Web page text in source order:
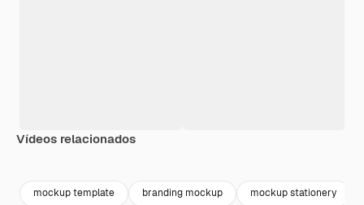
Vídeos relacionados
mockup template branding mockup mockup stationery